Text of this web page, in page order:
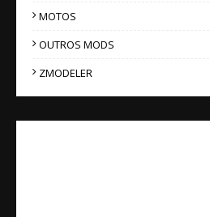
MOTOS
OUTROS MODS
ZMODELER